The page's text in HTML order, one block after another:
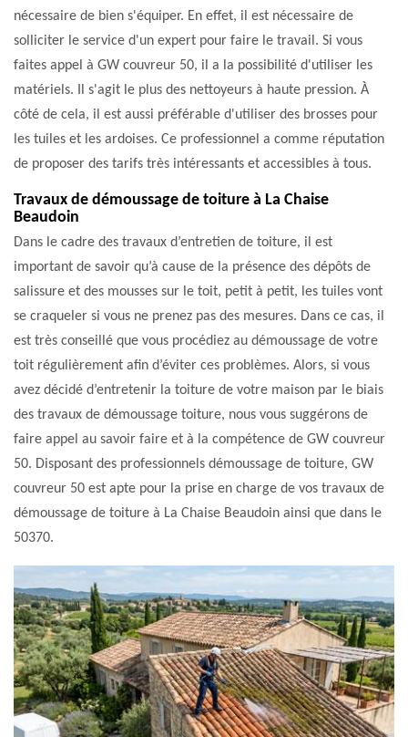
nécessaire de bien s'équiper. En effet, il est nécessaire de
solliciter le service d'un expert pour faire le travail. Si vous
faites appel à GW couvreur 50, il a la possibilité d'utiliser les
matériels. Il s'agit le plus des nettoyeurs à haute pression. À
côté de cela, il est aussi préférable d'utiliser des brosses pour
les tuiles et les ardoises. Ce professionnel a comme réputation
de proposer des tarifs très intéressants et accessibles à tous.
Travaux de démoussage de toiture à La Chaise
Beaudoin
Dans le cadre des travaux d’entretien de toiture, il est
important de savoir qu’à cause de la présence des dépôts de
salissure et des mousses sur le toit, petit à petit, les tuiles vont
se craqueler si vous ne prenez pas des mesures. Dans ce cas, il
est très conseillé que vous procédiez au démoussage de votre
toit régulièrement afin d’éviter ces problèmes. Alors, si vous
avez décidé d’entretenir la toiture de votre maison par le biais
des travaux de démoussage toiture, nous vous suggérons de
faire appel au savoir faire et à la compétence de GW couvreur
50. Disposant des professionnels démoussage de toiture, GW
couvreur 50 est apte pour la prise en charge de vos travaux de
démoussage de toiture à La Chaise Beaudoin ainsi que dans le
50370.